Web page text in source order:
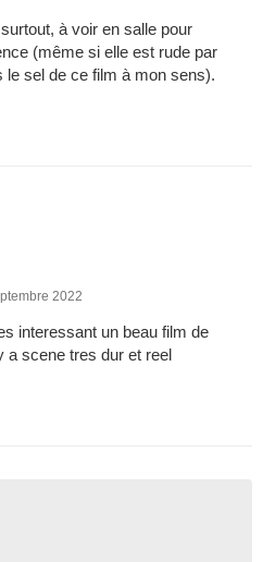
à voir en salle pour
(même si elle est rude par
le sel de ce film à mon sens).
2022
interessant un beau film de
a scene tres dur et reel